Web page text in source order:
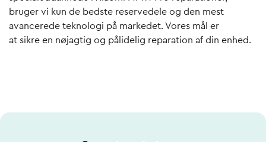
bruger vi kun de bedste reservedele og den mest
avancerede teknologi på markedet. Vores mål er
at sikre en nøjagtig og pålidelig reparation af din enhed.